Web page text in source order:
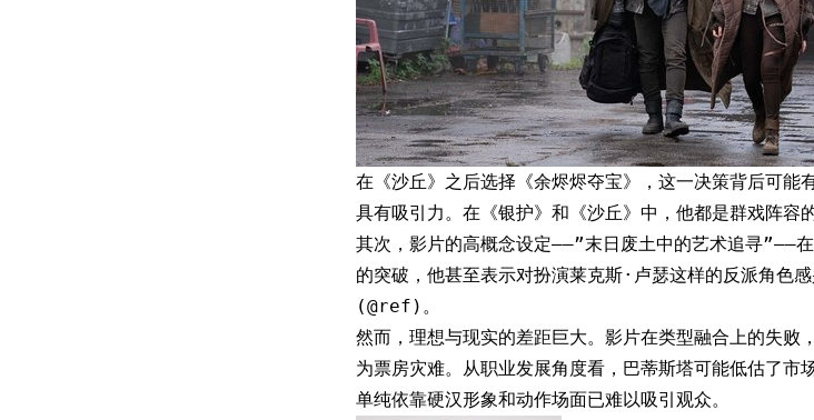
在《沙丘》之后选择《余烬烬夺宝》，这一决策背后可
具有吸引力。在《银护》和《沙丘》中，他都是群戏阵容
其次，影片的高概念设定——”末日废土中的艺术追寻”——
的突破，他甚至表示对扮演莱克斯·卢瑟这样的反派角色
(@ref)。
然而，理想与现实的差距巨大。影片在类型融合上的失
为票房灾难。从职业发展角度看，巴蒂斯塔可能低估了市
单纯依靠硬汉形象和动作场面已难以吸引观众。